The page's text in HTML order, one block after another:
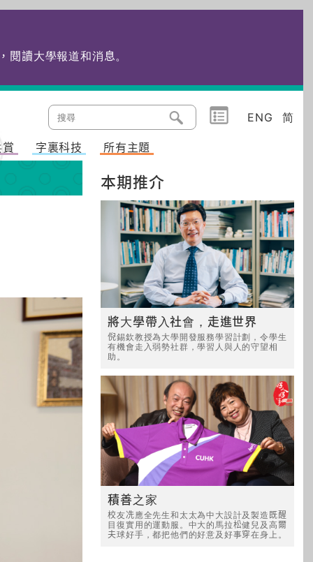
讀大學報道和消息。
ENG 简
字裏科技 所有主題
本期推介
將大學帶入社會，走進世界
倪錫欽教授為大學開發服務學習計劃，令學生
有機會走入弱勢社群，學習人與人的守望相
助。
積善之家
校友冼應全先生和太太為中大設計及製造既醒
目復實用的運動服。中大的馬拉松健兒及高爾
夫球好手，都把他們的好意及好事穿在身上。